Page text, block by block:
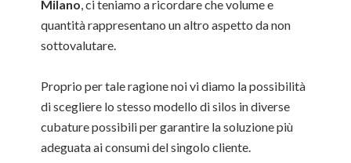
Milano, ci teniamo a ricordare che volume e
quantità rappresentano un altro aspetto da non
sottovalutare.
Proprio per tale ragione noi vi diamo la possibilità
di scegliere lo stesso modello di silos in diverse
cubature possibili per garantire la soluzione più
adeguata ai consumi del singolo cliente.